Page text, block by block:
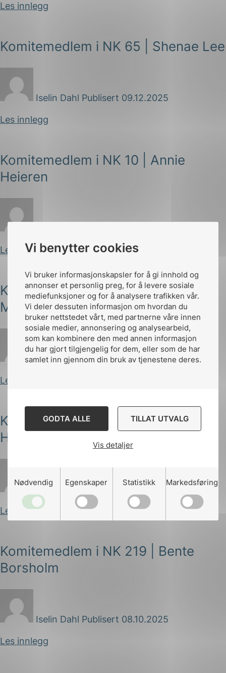
Vi benytter cookies
Vi bruker informasjonskapsler for å gi innhold og
annonser et personlig preg, for å levere sosiale
mediefunksjoner og for å analysere trafikken vår.
Vi deler dessuten informasjon om hvordan du
bruker nettstedet vårt, med partnerne våre innen
sosiale medier, annonsering og analysearbeid,
som kan kombinere den med annen informasjon
du har gjort tilgjengelig for dem, eller som de har
samlet inn gjennom din bruk av tjenestene deres.
GODTA ALLE TILLAT UTVALG
Vis detaljer
Nødvendig Egenskaper Statistikk Markedsføring
Les innlegg
Komitemedlem i NK 65 | Shenae Lee
Iselin Dahl Publisert 09.12.2025
Les innlegg
Komitemedlem i NK 10 | Annie
Heieren
Les innlegg
Komitemedlem i NK 64 | Wiktoria
Marek
Iselin Dahl Publisert 10.11.2025
Les innlegg
Komitemedlem i NK 80 | Marianne
Hagaseth
Iselin Dahl Publisert 16.10.2025
Les innlegg
Komitemedlem i NK 219 | Bente
Borsholm
Iselin Dahl Publisert 08.10.2025
Les innlegg